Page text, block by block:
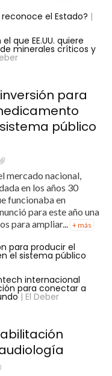
el Estado? |
que EE.UU. quiere
minerales críticos y
para
público
mercado nacional,
en los años 30
funcionaba en
para este año una
para ampliar... + más
para producir el
el sistema público
internacional
para conectar a
| El Deber